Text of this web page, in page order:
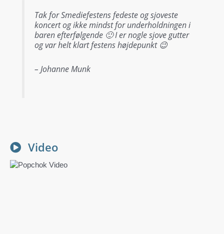
Tak for Smediefestens fedeste og sjoveste
koncert og ikke mindst for underholdningen i
baren efterfølgende 🙂 I er nogle sjove gutter
og var helt klart festens højdepunkt 😉
– Johanne Munk
Video